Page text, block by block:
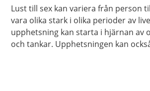
Lust till sex kan variera från person
vara olika stark i olika perioder av
upphetsning kan starta i hjärnan av
och tankar. Upphetsningen kan